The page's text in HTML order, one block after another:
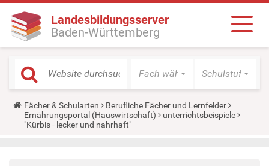
Landesbildungsserver
Baden-Württemberg
Fach wählen Schulstufe
Y
o
u
Fächer & Schularten
Berufliche Fächer und Lernfelder
Ernährungsportal (Hauswirtschaft)
unterrichtsbeispiele
"Kürbis - lecker und nahrhaft"